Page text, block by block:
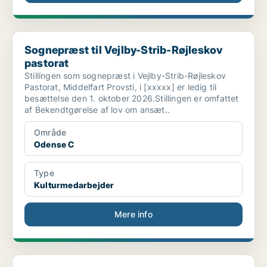
Sognepræst til Vejlby-Strib-Røjleskov pastorat
Sognepræst til Vejlby-Strib-Røjleskov
pastorat
Stillingen som sognepræst i Vejlby-Strib-Røjleskov
Pastorat, Middelfart Provsti, i [xxxxx] er ledig til
besættelse den 1. oktober 2026.Stillingen er omfattet
af Bekendtgørelse af lov om ansæt..
Område
Odense C
Type
Kulturmedarbejder
Mere info
Kulturmedarbejder i Odense C